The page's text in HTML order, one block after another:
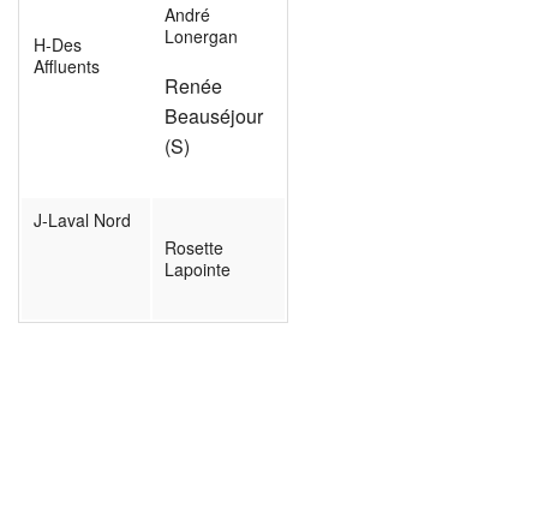
H-Des
Affluents
André
Lonergan
Renée
Beauséjour
(S)
J-Laval Nord
Rosette
Lapointe